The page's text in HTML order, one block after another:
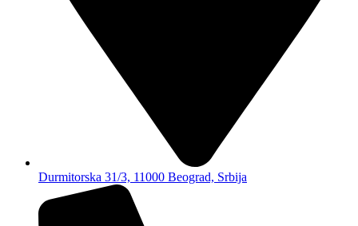
Durmitorska 31/3, 11000 Beograd, Srbija